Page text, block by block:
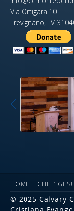
Via Ortigara 10
Trevignano, TV
HOME CHI E’
© 2025 Calvary